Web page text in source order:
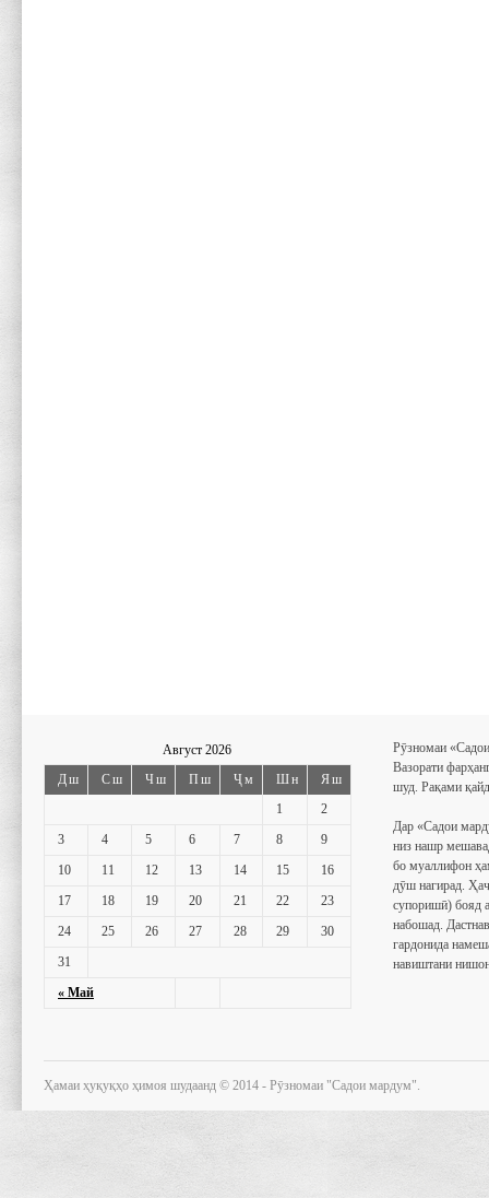
Август 2026
Дш
Сш Чш Пш Ҷм Шн Яш
« Май
1
2
3
4 5 6 7 8
9
10
11 12 13 14 15
16
17
18 19 20 21 22
23
24
25 26 27 28 29
30
31
Рӯзномаи
Вазорати
шуд. Рақами
Дар «Садои
низ нашр
бо муаллифон
дӯш нагирад.
супоришӣ) бояд
набошад.
гардонида
навиштани
Ҳамаи ҳуқуқҳо ҳимоя шудаанд © 2014 - Рӯзномаи "Садои мардум".